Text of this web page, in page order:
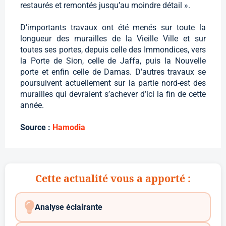
restaurés et remontés jusqu’au moindre détail ».
D’importants travaux ont été menés sur toute la
longueur des murailles de la Vieille Ville et sur
toutes ses portes, depuis celle des Immondices, vers
la Porte de Sion, celle de Jaffa, puis la Nouvelle
porte et enfin celle de Damas. D’autres travaux se
poursuivent actuellement sur la partie nord-est des
murailles qui devraient s’achever d’ici la fin de cette
année.
Source : Hamodia
Cette actualité vous a apporté :
Analyse éclairante